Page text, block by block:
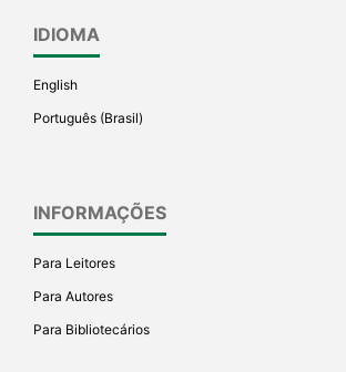
IDIOMA
English
Português (Brasil)
INFORMAÇÕES
Para Leitores
Para Autores
Para Bibliotecários